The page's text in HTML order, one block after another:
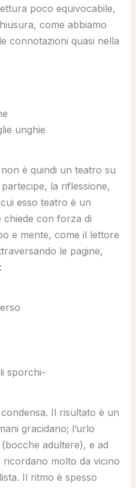
poco equivocabile,
come abbiamo
connotazioni quasi nella
unghie
è quindi un teatro su
la riflessione,
esso teatro è un
con forza di
e mente, come il lettore
le pagine,
sporchi-
Il risultato è un
gracidano; l’urlo
adultere), e ad
molto da vicino
Il ritmo è spesso